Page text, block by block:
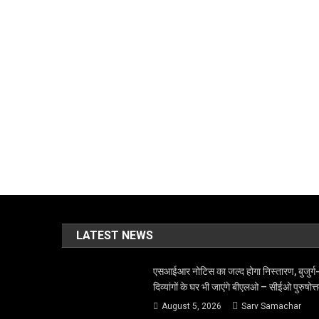
LATEST NEWS
एसआईआर नोटिस का जल्द होगा निस्तारण, बुजुर्ग-
दिव्यांगों के घर भी जाएंगे बीएलओ – सीईओ
August 5, 2026 Sarv Samachar